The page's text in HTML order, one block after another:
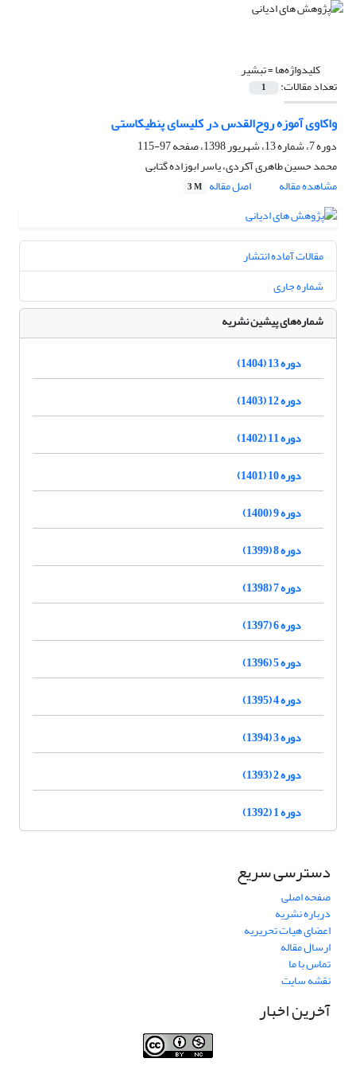
کلیدواژه‌ها =تبشیر
تعداد مقالات: 1
واکاوی آموزه روح‌القدس در کلیسای پنطیکاستی
دوره 7، شماره 13، شهریور 1398، صفحه
97-115
محمد حسین طاهری آکردی، یاسر ابوزاده گتابی
مشاهده مقاله
اصل مقاله 3 M
مقالات آماده انتشار
شماره جاری
شماره‌های پیشین نشریه
دوره 13 (1404)
دوره 12 (1403)
دوره 11 (1402)
دوره 10 (1401)
دوره 9 (1400)
دوره 8 (1399)
دوره 7 (1398)
دوره 6 (1397)
دوره 5 (1396)
دوره 4 (1395)
دوره 3 (1394)
دوره 2 (1393)
دوره 1 (1392)
دسترسی سریع
صفحه اصلی
درباره نشریه
اعضای هیات تحریریه
ارسال مقاله
تماس با ما
نقشه سایت
آخرین اخبار